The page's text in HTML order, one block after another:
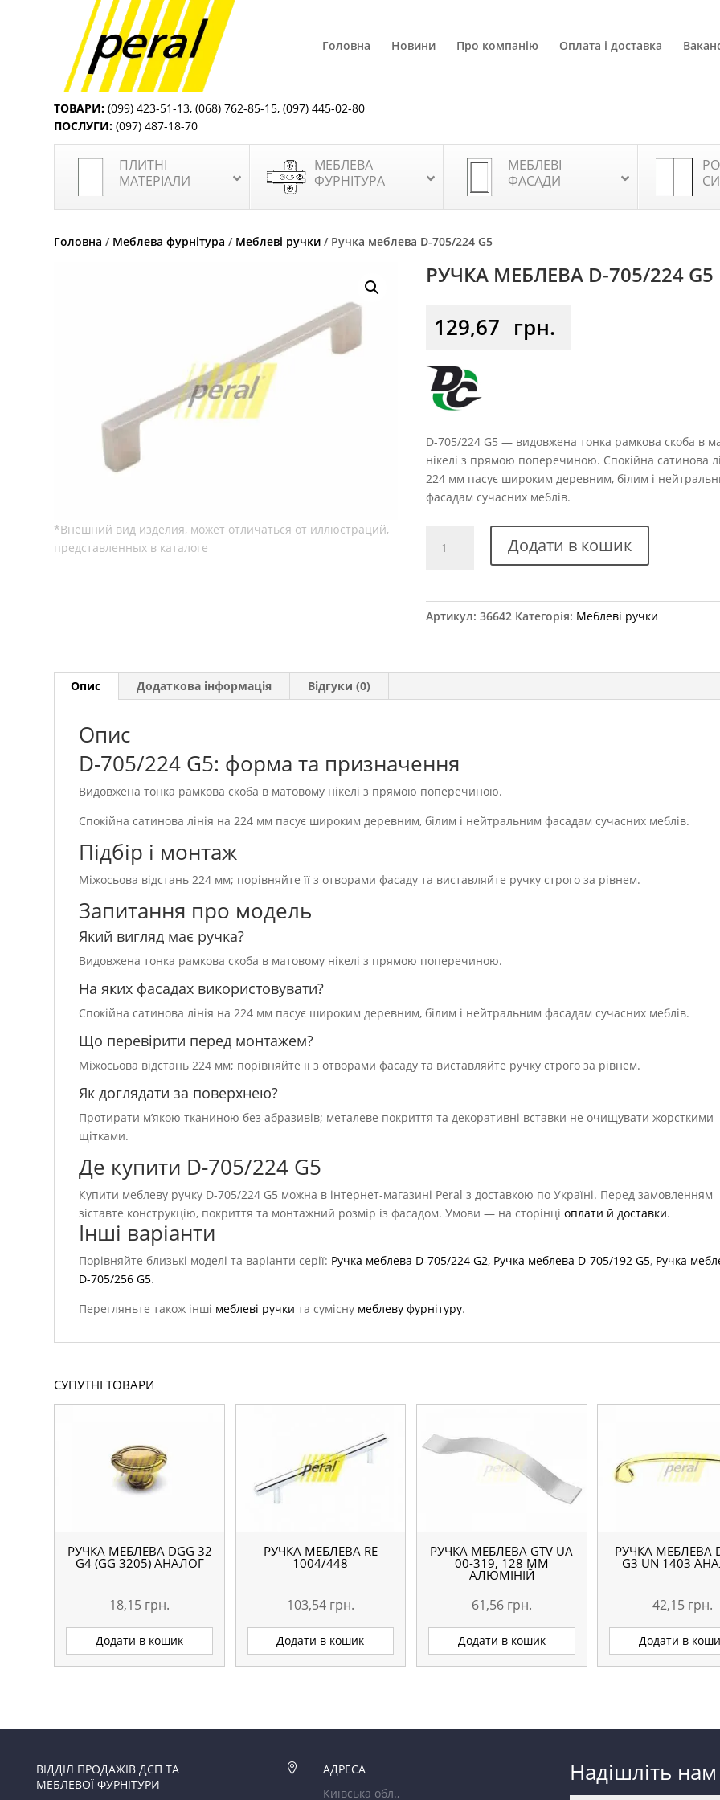
Головна Новини Про компанію Оплата і доставка
ТОВАРИ: (099) 423-51-13,(068) 762-85-15,(097) 445-02-80
ПОСЛУГИ: (097) 487-18-70
ПЛИТНІ
МАТЕРІАЛИ
МЕБЛЕВА
ФУРНІТУРА
МЕБЛЕВІ
ФАСАДИ
Головна / Меблева фурнітура / Меблеві ручки / Ручка меблева D-705/224 G5
РУЧКА МЕБЛЕВА D-705/224 G5
129,67 грн.
D-705/224 G5 — видовжена тонка рамкова скоба в
нікелі з прямою поперечиною. Спокійна сатинова
224 мм пасує широким деревним, білим і
фасадам сучасних меблів.
меблева
кількість
Додати в кошик
Артикул:36642 Категорія: Меблеві ручки
Опис Додаткова інформація Відгуки (0)
Опис
D-705/224 G5: форма та призначення
Видовжена тонка рамкова скоба в матовому нікелі з прямою поперечиною.
Спокійна сатинова лінія на 224 мм пасує широким деревним, білим і нейтральним фасадам сучасних меблів.
Підбір і монтаж
Міжосьова відстань 224 мм; порівняйте її з отворами фасаду та виставляйте ручку строго за рівнем.
Запитання про модель
Який вигляд має ручка?
Видовжена тонка рамкова скоба в матовому нікелі з прямою поперечиною.
На яких фасадах використовувати?
Спокійна сатинова лінія на 224 мм пасує широким деревним, білим і нейтральним фасадам сучасних меблів.
Що перевірити перед монтажем?
Міжосьова відстань 224 мм; порівняйте її з отворами фасаду та виставляйте ручку строго за рівнем.
Як доглядати за поверхнею?
Протирати м’якою тканиною без абразивів; металеве покриття та декоративні вставки не очищувати жорсткими
щітками.
Де купити D-705/224 G5
Купити меблеву ручку D-705/224 G5 можна в інтернет-магазині Peral з доставкою по Україні. Перед замовленням
зіставте конструкцію, покриття та монтажний розмір із фасадом. Умови — на сторінціоплати й доставки.
Інші варіанти
Порівняйте близькі моделі та варіанти серії: Ручка меблева D-705/224 G2, Ручка меблева D-705/192 G5, Ручка
D-705/256 G5.
Перегляньте також інші меблеві ручки та сумісну меблеву фурнітуру.
СУПУТНІ ТОВАРИ
РУЧКА МЕБЛЕВА DGG 32
G4 (GG 3205) АНАЛОГ
18,15 грн.
Додати в кошик
РУЧКА МЕБЛЕВА RE
1004/448
103,54 грн.
Додати в кошик
РУЧКА МЕБЛЕВА GTV UA
00-319, 128 ММ
АЛЮМІНІЙ
61,56 грн.
Додати в кошик
РУЧКА МЕБЛЕВА
G3 UN 1403
42,15 грн.
Додати в
ВІДДІЛ ПРОДАЖІВ ДСП ТА
МЕБЛЕВОЇ ФУРНІТУРИ

АДРЕСА
Київська обл.,
Надішліть